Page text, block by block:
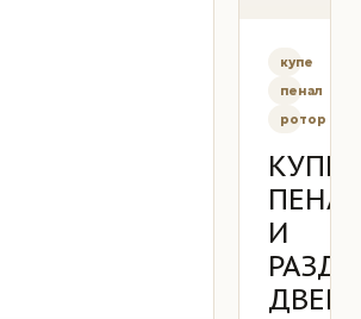
купе
пенал
ротор
КУПЕ,
И